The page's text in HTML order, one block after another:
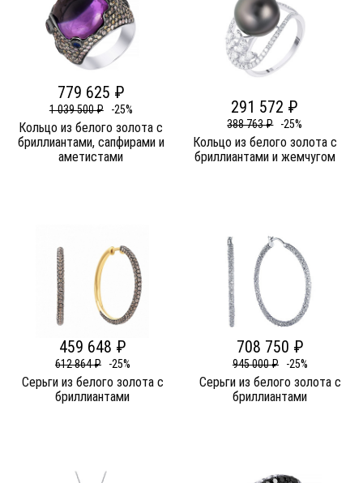
779 625 ₽
1 039 500 ₽ -25%
Кольцо из белого золота c
бриллиантами, сапфирами и
аметистами
291 572 ₽
388 763 ₽ -25%
Кольцо из белого золота c
бриллиантами и жемчугом
459 648 ₽
612 864 ₽ -25%
Серьги из белого золота c
бриллиантами
708 750 ₽
945 000 ₽ -25%
Серьги из белого золота c
бриллиантами